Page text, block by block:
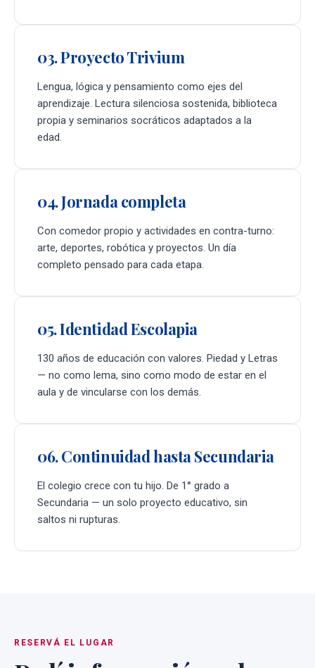
03. Proyecto Trivium
Lengua, lógica y pensamiento como ejes del
aprendizaje. Lectura silenciosa sostenida, biblioteca
propia y seminarios socráticos adaptados a la
edad.
04. Jornada completa
Con comedor propio y actividades en contra-turno:
arte, deportes, robótica y proyectos. Un día
completo pensado para cada etapa.
05. Identidad Escolapia
130 años de educación con valores. Piedad y Letras
— no como lema, sino como modo de estar en el
aula y de vincularse con los demás.
06. Continuidad hasta Secundaria
El colegio crece con tu hijo. De 1° grado a
Secundaria — un solo proyecto educativo, sin
saltos ni rupturas.
RESERVÁ EL LUGAR